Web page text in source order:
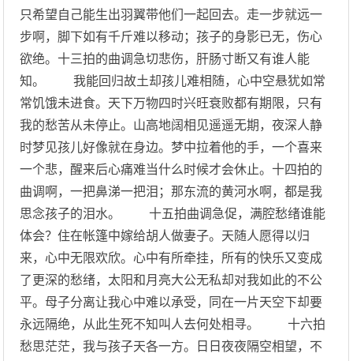
只希望自己能生出羽翼带他们一起回去。走一步就远一
步啊，脚下如有千斤难以移动；孩子的身影已无，伤心
欲绝。十三拍的曲调急切悲伤，肝肠寸断又有谁人能
知。 我能回归故土却孩儿难相随，心中空悬犹如常
常饥饿未进食。天下万物四时兴旺衰败都有期限，只有
我的愁苦从未停止。山高地阔相见遥遥无期，夜深人静
时梦见孩儿好像就在身边。梦中拉着他的手，一个喜来
一个悲，醒来后心痛难当什么时候才会休止。十四拍的
曲调啊，一把鼻涕一把泪；那东流的黄河水啊，都是我
思念孩子的泪水。 十五拍曲调急促，满腔愁绪谁能
体会？住在帐篷中嫁给胡人做妻子。天随人愿得以归
来，心中无限欢欣。心中有所牵挂，所有的快乐又变成
了更深的愁绪，太阳和月亮大公无私却对我如此的不公
平。母子分离让我心中难以承受，同在一片天空下却要
永远隔绝，从此生死不知叫人去何处相寻。 十六拍
愁思茫茫，我与孩子天各一方。日日夜夜隔空相望，不